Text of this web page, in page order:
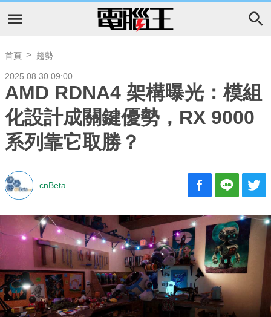
首頁 趨勢
2025.08.30 09:00
AMD RDNA4 架構曝光：模組
化設計成關鍵優勢，RX 9000
系列靠它取勝？
cnBeta